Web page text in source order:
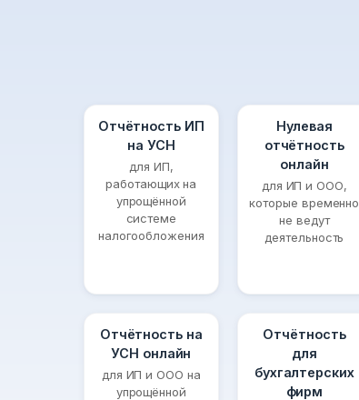
Отчётность ИП
на УСН
для ИП,
работающих на
упрощённой
системе
налогообложения
Нулевая
отчётность
онлайн
для ИП и ООО,
которые временно
не ведут
деятельность
Отчётность на
УСН онлайн
для ИП и ООО на
упрощённой
Отчётность
для
бухгалтерских
фирм